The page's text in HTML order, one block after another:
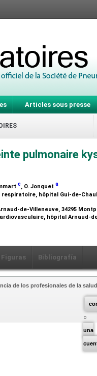
Articles sous presse
pulmonaire
c, O. Jonquet a
hôpital Gui-de-
de-Villeneuve, 34295
hôpital Arnaud-
Figuras Bibliografía
una
de los profesionales de la